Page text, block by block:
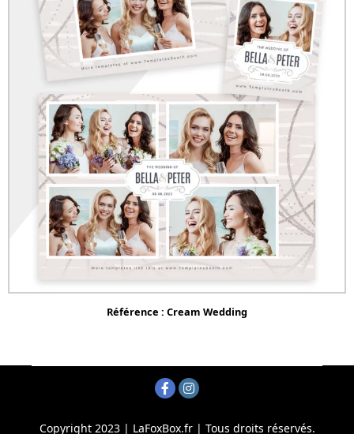
Référence : Cream Wedding
Copyright 2023 | LaFoxBox.fr | Tous droits réservés.